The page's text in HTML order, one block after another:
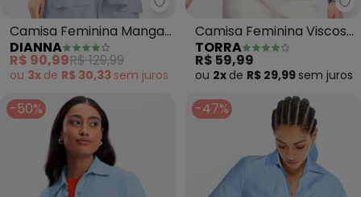
Dianna - Camisa Feminina
Camisa Feminina Manga
7/8 Listrada (Azul)
DIANNA
R$ 90,99R$ 129,99
ou 3x de R$ 30,33 sem juros
Camisa Feminina Viscose
(Azul)
TORRA
R$ 59,99
ou 2x de R$ 29,99 sem juros
-50% -47%